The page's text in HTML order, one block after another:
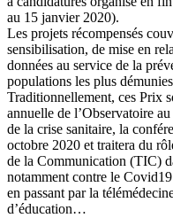
au 15 janvier 2020).
Les projets récompensés
sensibilisation, de mise en
données au service de la
populations les plus
Traditionnellement, ces Prix
annuelle de l’Observatoire
de la crise sanitaire, la
octobre 2020 et traitera du
de la Communication (TIC)
notamment contre le
en passant par la
d’éducation…